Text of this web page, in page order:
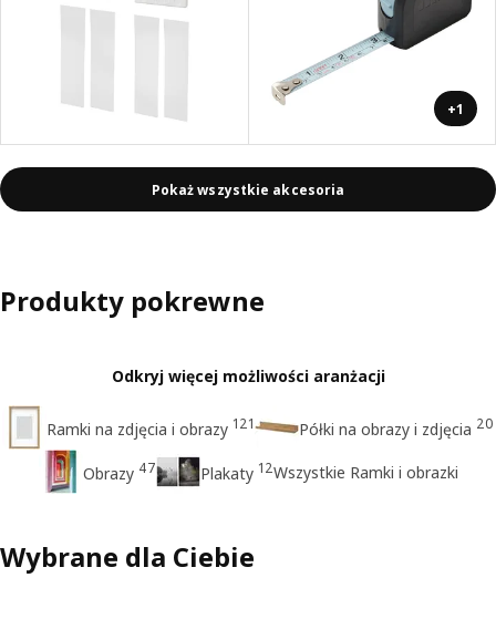
+1
Pokaż wszystkie akcesoria
Produkty pokrewne
Odkryj więcej możliwości aranżacji
Ramki na zdjęcia i obrazy 121 Półki na obrazy i zdjęcia 20
Obrazy 47 Plakaty 12Wszystkie Ramki i obrazki
Wybrane dla Ciebie